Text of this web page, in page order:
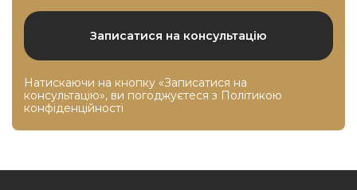
Натискаючи на кнопку «Записатися на
консультацію», ви погоджуєтеся з Політикою
конфіденційності